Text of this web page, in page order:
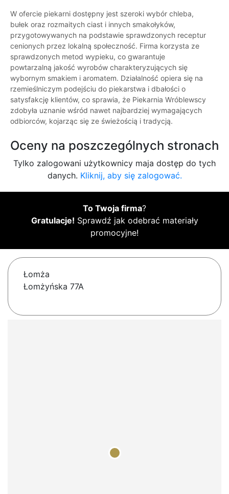
W ofercie piekarni dostępny jest szeroki wybór chleba,
bułek oraz rozmaitych ciast i innych smakołyków,
przygotowywanych na podstawie sprawdzonych receptur
cenionych przez lokalną społeczność. Firma korzysta ze
sprawdzonych metod wypieku, co gwarantuje
powtarzalną jakość wyrobów charakteryzujących się
wybornym smakiem i aromatem. Działalność opiera się na
rzemieślniczym podejściu do piekarstwa i dbałości o
satysfakcję klientów, co sprawia, że Piekarnia Wróblewscy
zdobyła uznanie wśród nawet najbardziej wymagających
odbiorców, kojarząc się ze świeżością i tradycją.
Oceny na poszczególnych stronach
Tylko zalogowani użytkownicy maja dostęp do tych
danych. Kliknij, aby się zalogować.
To Twoja firma?
Gratulacje! Sprawdź jak odebrać materiały
promocyjne!
Łomża
Łomżyńska 77A